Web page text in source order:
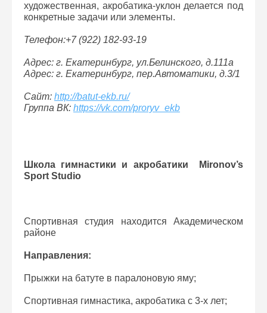
художественная, акробатика-уклон делается под
конкретные задачи или элементы.
Телефон:+7 (922) 182-93-19
Адрес: г. Екатеринбург, ул.Белинского, д.111а
Адрес: г. Екатеринбург, пер.Автоматики, д.3/1
Сайт: http://batut-ekb.ru/
Группа ВК: https://vk.com/proryv_ekb
Школа гимнастики и акробатики Mironov’s
Sport Studio
Спортивная студия находится Академическом
районе
Направления:
Прыжки на батуте в паралоновую яму;
Спортивная гимнастика, акробатика с 3-х лет;